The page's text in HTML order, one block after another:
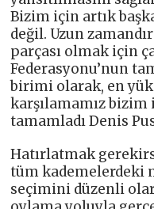
Bizim için artık
değil. Uzun
parçası olmak için
Federasyonu’nun
birimi olarak, en
karşılamamız
tamamladı Denis
Hatırlatmak
tüm kademelerdeki
seçimini düzenli